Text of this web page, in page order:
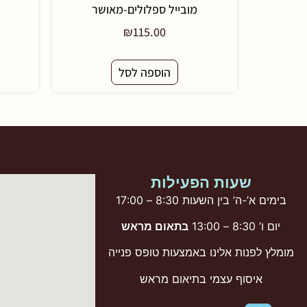
מובייל ספלולים-מאושר
₪115.00
הוספה לסל
שעות הפעילות
בימים א’-ה’ בין השעות 8:30 – 17:00
יום ו’ 8:30 – 13:00
בתאום מראש
מומלץ לפנות אלינו באמצעות טופס פנייה
איסוף עצמי בתיאום מראש